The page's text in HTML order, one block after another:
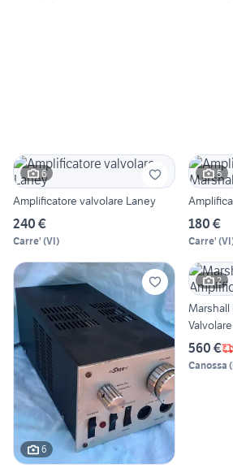
6
Amplificatore valvolare Laney
240 €
Carre' (VI)
5
180 €
Carre' (VI
6
2
Marshall
560 €
Canossa (